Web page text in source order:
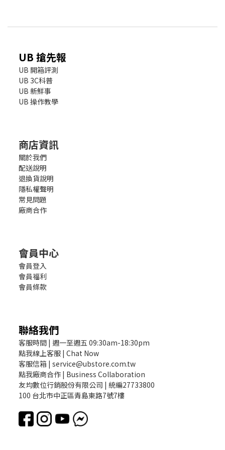
UB 搶先報
UB 開箱評測
UB 3C科普
UB 新鮮事
UB 操作教學
商店資訊
關於我們
配送說明
退換貨說明
隱私權聲明
常見問題
廠商合作
會員中心
會員登入
會員福利
會員條款
聯絡我們
客服時間 | 週一至週五 09:30am-18:30pm
點我線上客服 | Chat Now
客服信箱 | service@ubstore.com.tw
點我廠商合作 | Business Collaboration
友均數位行銷股份有限公司 | 統編27733800
100 台北市中正區青島東路7號7樓